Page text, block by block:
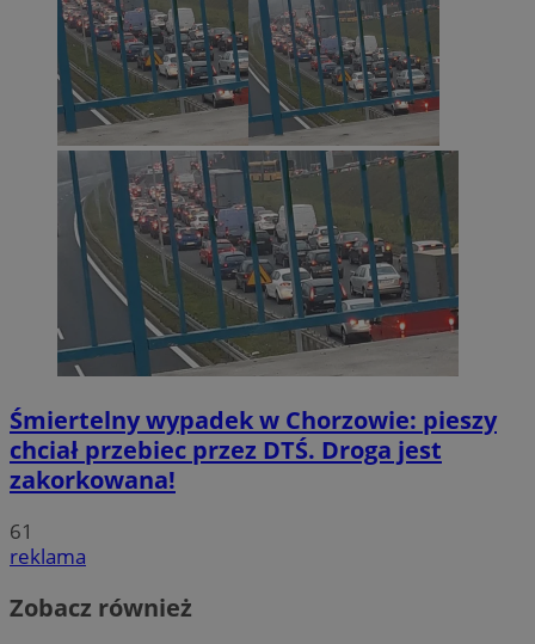
Śmiertelny wypadek w Chorzowie: pieszy
chciał przebiec przez DTŚ. Droga jest
zakorkowana!
61
reklama
Zobacz również